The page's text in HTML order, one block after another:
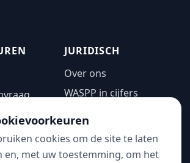
JURIDISCH
Over ons
WASPP in cijfers
Privacybeleid
Gebruiksvoorwaarden
cookies om de site te laten
en, met uw toestemming, om het